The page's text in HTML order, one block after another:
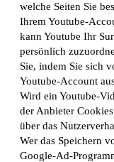
welche Seiten Sie
Ihrem Youtube-
kann Youtube Ihr
persönlich
Sie, indem Sie sich
Youtube-Account
Wird ein Youtube-
der Anbieter
über das
Wer das Speichern
Google-Ad-